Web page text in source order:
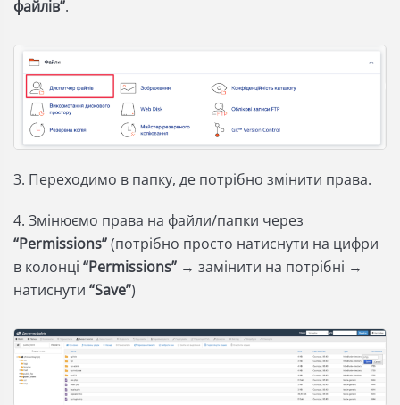
файлів”.
3. Переходимо в папку, де потрібно змінити права.
4. Змінюємо права на файли/папки через
“Permissions”(потрібно просто натиснути на цифри
в колонці “Permissions” → замінити на потрібні →
натиснути “Save”)